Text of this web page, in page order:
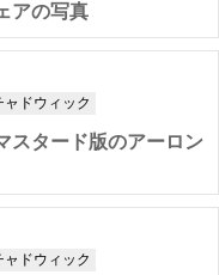
アの写真
ャドウィック
スタード版のアーロン
ャドウィック